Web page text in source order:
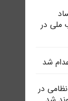
ملی در
شد
در